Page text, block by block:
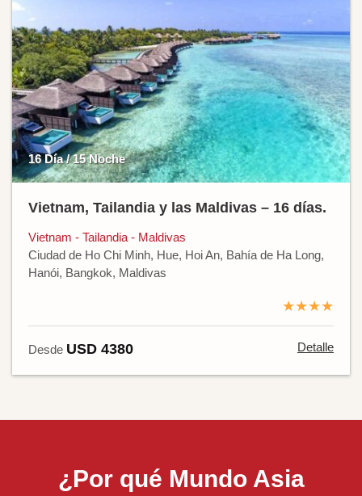
16 Día / 15 Noche
Vietnam, Tailandia y las Maldivas – 16 días.
Vietnam - Tailandia - Maldivas
Ciudad de Ho Chi Minh, Hue, Hoi An, Bahía de Ha Long,
Hanói, Bangkok, Maldivas
★★★★
Desde USD 4380 Detalle
¿Por qué Mundo Asia